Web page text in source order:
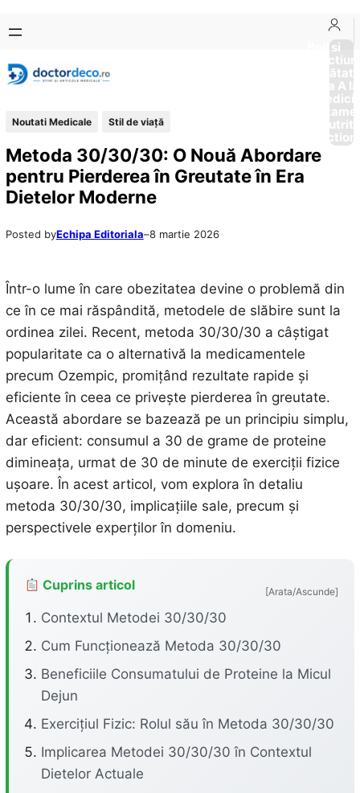
conținut
content
Boli si
Afectiuni
Sănătate
de la A
Noutati Medicale Stil de viaţă
Metoda 30/30/30: O Nouă Abordare
pentru Pierderea în Greutate în Era
Dietelor Moderne
Posted byEchipa Editoriala–8 martie 2026
Într-o lume în care obezitatea devine o problemă din
ce în ce mai răspândită, metodele de slăbire sunt la
ordinea zilei. Recent, metoda 30/30/30 a câștigat
popularitate ca o alternativă la medicamentele
precum Ozempic, promițând rezultate rapide și
eficiente în ceea ce privește pierderea în greutate.
Această abordare se bazează pe un principiu simplu,
dar eficient: consumul a 30 de grame de proteine
dimineața, urmat de 30 de minute de exerciții fizice
ușoare. În acest articol, vom explora în detaliu
metoda 30/30/30, implicațiile sale, precum și
perspectivele experților în domeniu.
Cuprins articol [Arata/Ascunde]
Contextul Metodei 30/30/30
Cum Funcționează Metoda 30/30/30
Beneficiile Consumatului de Proteine la Micul
Dejun
Exercițiul Fizic: Rolul său în Metoda 30/30/30
Implicarea Metodei 30/30/30 în Contextul
Dietelor Actuale